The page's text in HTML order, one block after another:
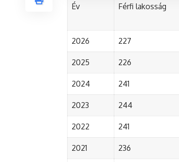
Év Férfi lakosság
2026 227
2025 226
2024 241
2023 244
2022 241
2021 236